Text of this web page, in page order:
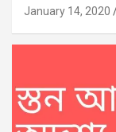
January 14, 2020